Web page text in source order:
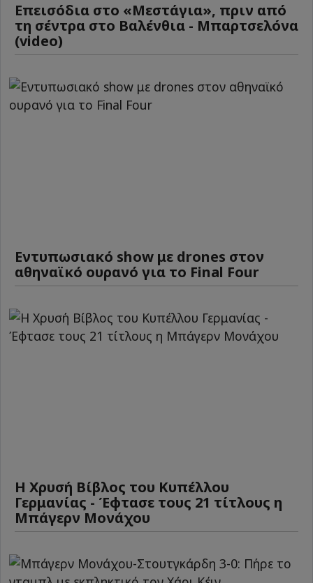
Επεισόδια στο «Μεστάγια», πριν από
τη σέντρα στο Βαλένθια - Μπαρτσελόνα
(video)
Εντυπωσιακό show με drones στον
αθηναϊκό ουρανό για το Final Four
Η Χρυσή Βίβλος του Κυπέλλου
Γερμανίας - Έφτασε τους 21 τίτλους η
Μπάγερν Μονάχου